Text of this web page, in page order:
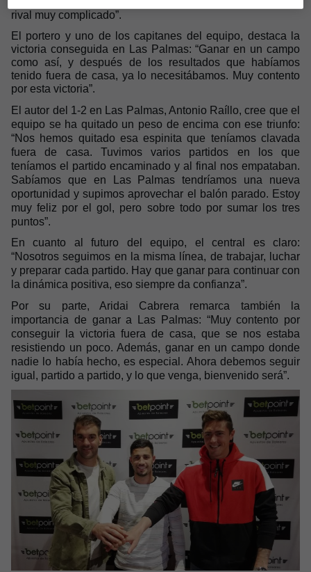
rival muy complicado”.
El portero y uno de los capitanes del equipo, destaca la
victoria conseguida en Las Palmas: “Ganar en un campo
como así, y después de los resultados que habíamos
tenido fuera de casa, ya lo necesitábamos. Muy contento
por esta victoria”.
El autor del 1-2 en Las Palmas, Antonio Raíllo, cree que el
equipo se ha quitado un peso de encima con ese triunfo:
“Nos hemos quitado esa espinita que teníamos clavada
fuera de casa. Tuvimos varios partidos en los que
teníamos el partido encaminado y al final nos empataban.
Sabíamos que en Las Palmas tendríamos una nueva
oportunidad y supimos aprovechar el balón parado. Estoy
muy feliz por el gol, pero sobre todo por sumar los tres
puntos”.
En cuanto al futuro del equipo, el central es claro:
“Nosotros seguimos en la misma línea, de trabajar, luchar
y preparar cada partido. Hay que ganar para continuar con
la dinámica positiva, eso siempre da confianza”.
Por su parte, Aridai Cabrera remarca también la
importancia de ganar a Las Palmas: “Muy contento por
conseguir la victoria fuera de casa, que se nos estaba
resistiendo un poco. Además, ganar en un campo donde
nadie lo había hecho, es especial. Ahora debemos seguir
igual, partido a partido, y lo que venga, bienvenido será”.